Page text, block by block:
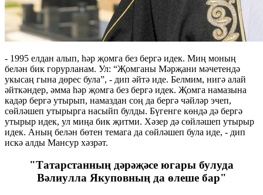
- 1995 елдан алып, һәр җомга без бергә идек. Миң моның
белән бик горурланам. Ул: “Җомганы Мәрҗани мәчетендә
укысаң гына дөрес була”, - дип әйтә иде. Белмим, нигә алай
әйткәндер, әмма һәр җомга без бергә идек. Җомга намазына
кадәр бергә утырып, намаздан соң да бергә чәйләр эчеп,
сөйләшеп утырырга насыйп булды. Бүгенге көндә дә бергә
утырыр идек, ул миңа бик җитми. Хәзер дә сөйләшеп утырыр
идек. Аның белән бөтен темага да сөйләшеп була иде, - дип
искә алды Мансур хәзрәт.
"Татарстанның дәрәҗәсе югары булуда
Вәлиулла Якуповның да өлеше бар"